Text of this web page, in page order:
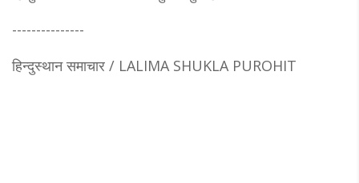
---------------
हिन्दुस्थान समाचार / LALIMA SHUKLA PUROHIT